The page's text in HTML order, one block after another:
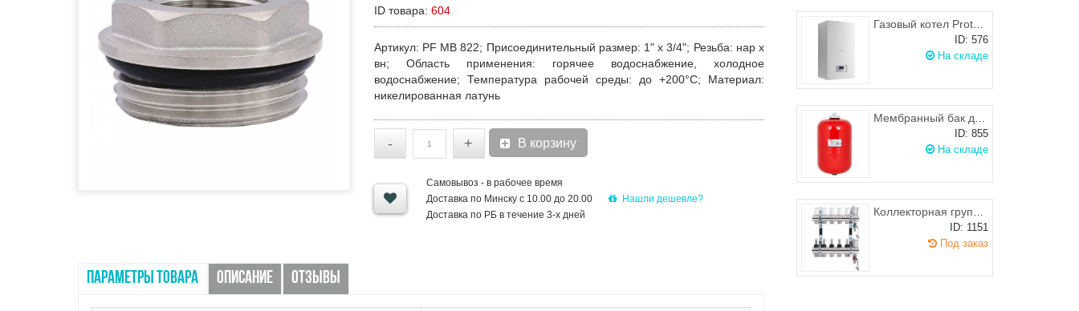
ID товара: 604
Артикул: PF MB 822; Присоединительный размер: 1" х 3/4"; Резьба: нар х
вн; Область применения: горячее водоснабжение, холодное
водоснабжение; Температура рабочей среды: до +200°С; Материал:
никелированная латунь
- + В корзину
Самовывоз - в рабочее время
Доставка по Минску с 10.00 до 20.00
Доставка по РБ в течение 3-х дней
Нашли дешевле?
ПАРАМЕТРЫ ТОВАРА ОПИСАНИЕ ОТЗЫВЫ
Газовый котел Protherm Пантера 25 KТO
ID: 576
На складе
Мембранный бак для отопления Wester WRV 24 л
ID: 855
На складе
Коллекторная группа c расходомер.и воздухоотводч.в сборе 1"х3/4M PROFACTOR на 8 выходов
ID: 1151
Под заказ